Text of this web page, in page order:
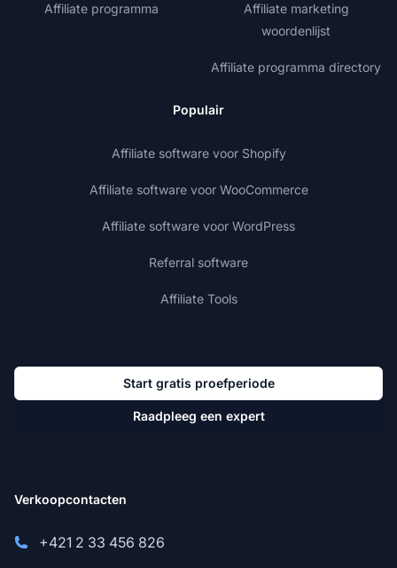
Affiliate programma
Affiliate marketing
woordenlijst
Affiliate programma directory
Populair
Affiliate software voor Shopify
Affiliate software voor WooCommerce
Affiliate software voor WordPress
Referral software
Affiliate Tools
Start gratis proefperiode
Raadpleeg een expert
Verkoopcontacten
+421 2 33 456 826